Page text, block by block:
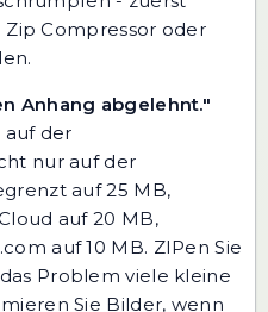
Compressor oder
Anhang abgelehnt."
auf der
nur auf der
auf 25 MB,
auf 20 MB,
auf 10 MB. ZIPen Sie
Problem viele kleine
Sie Bilder, wenn